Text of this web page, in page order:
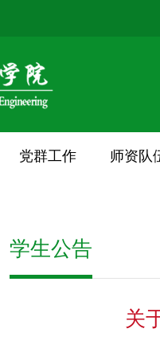
党群工作 师资队
学生公告
关